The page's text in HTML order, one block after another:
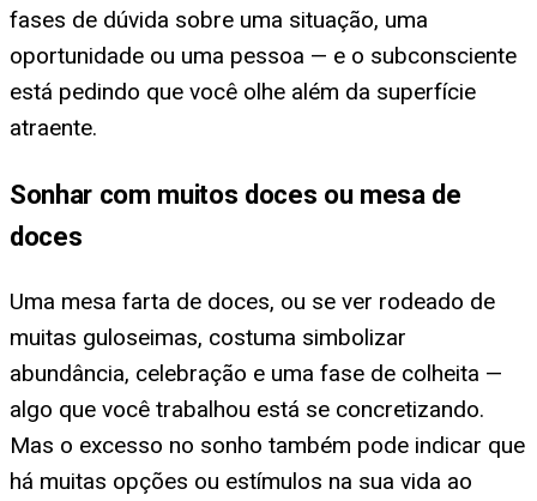
fases de dúvida sobre uma situação, uma
oportunidade ou uma pessoa — e o subconsciente
está pedindo que você olhe além da superfície
atraente.
Sonhar com muitos doces ou mesa de
doces
Uma mesa farta de doces, ou se ver rodeado de
muitas guloseimas, costuma simbolizar
abundância, celebração e uma fase de colheita —
algo que você trabalhou está se concretizando.
Mas o excesso no sonho também pode indicar que
há muitas opções ou estímulos na sua vida ao